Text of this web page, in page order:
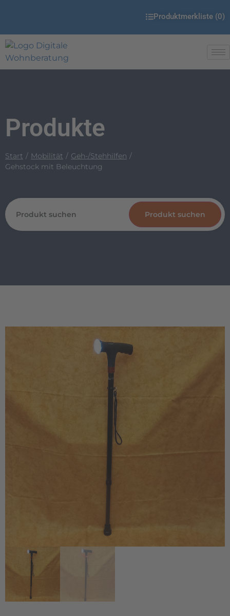
Produktmerkliste (0)
Produkte
Start Mobilität
Geh-/Stehhilfen
Gehstock mit Beleuchtung
Produkt suchen